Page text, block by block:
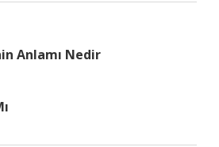
Anlamı Nedir